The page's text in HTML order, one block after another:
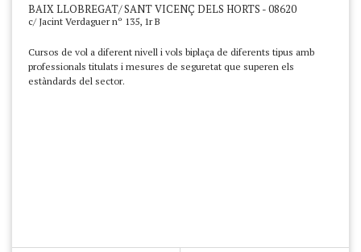
BAIX LLOBREGAT/ SANT VICENÇ DELS HORTS - 08620
c/ Jacint Verdaguer nº 135, 1r B
Cursos de vol a diferent nivell i vols biplaça de diferents tipus amb
professionals titulats i mesures de seguretat que superen els
estàndards del sector.